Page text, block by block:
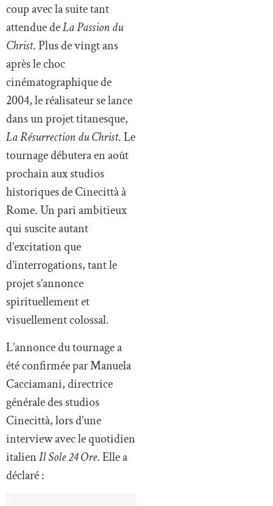
coup avec la suite tant
attendue deLa Passion du
Christ. Plus de vingt ans
après le choc
cinématographique de
2004, le réalisateur se lance
dans un projet titanesque,
La Résurrection du Christ. Le
tournage débutera en août
prochain aux studios
historiques de Cinecittà à
Rome. Un pari ambitieux
qui suscite autant
d’excitation que
d’interrogations, tant le
projet s’annonce
spirituellement et
visuellement colossal.
L’annonce du tournage a
été confirmée par Manuela
Cacciamani, directrice
générale des studios
Cinecittà, lors d’une
interview avec le quotidien
italienIl Sole 24 Ore. Elle a
déclaré :